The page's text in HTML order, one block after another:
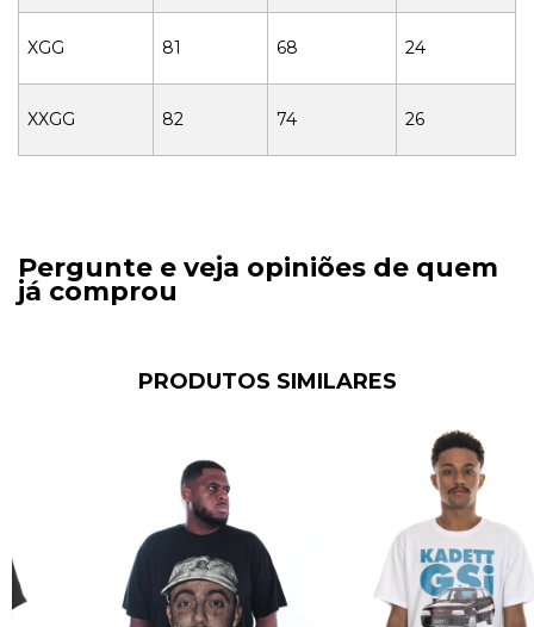
XGG 81 68 24
XXGG 82 74 26
Pergunte e veja opiniões de quem
já comprou
PRODUTOS SIMILARES